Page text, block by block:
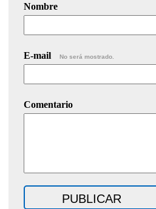
Nombre
E-mail No será mostrado.
Comentario